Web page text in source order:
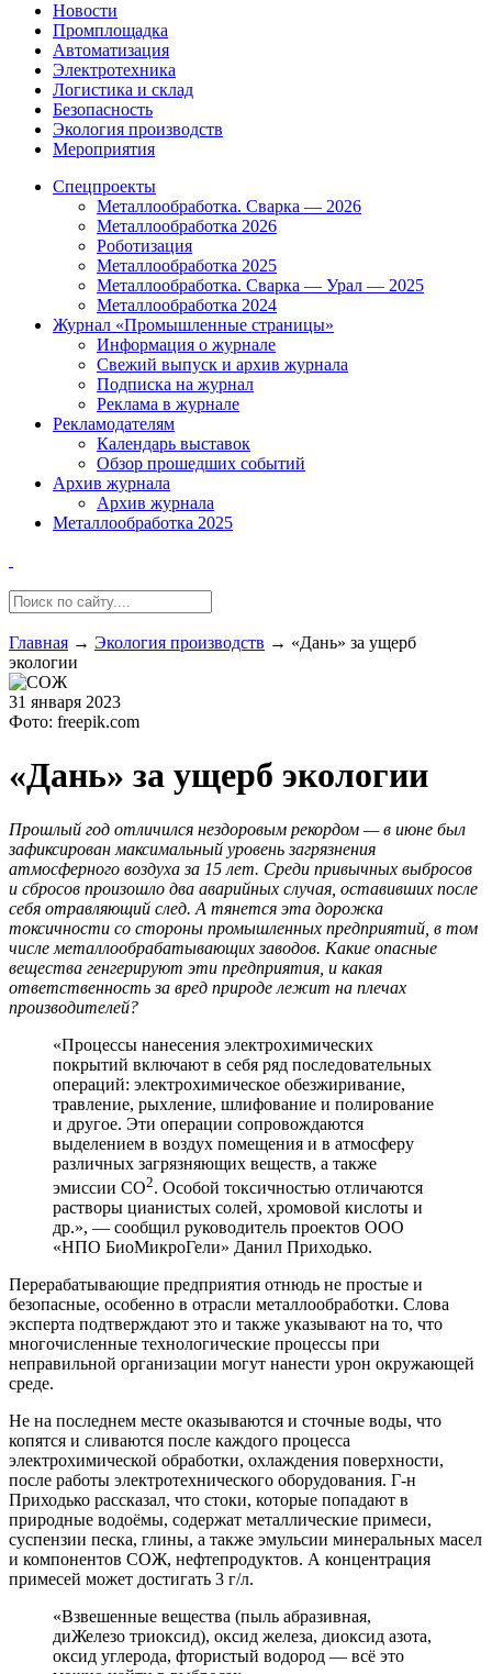
Новости
Промплощадка
Автоматизация
Электротехника
Логистика и склад
Безопасность
Экология производств
Мероприятия
Спецпроекты
Металлообработка. Сварка — 2026
Металлообработка 2026
Роботизация
Металлообработка 2025
Металлообработка. Сварка — Урал — 2025
Металлообработка 2024
Журнал «Промышленные страницы»
Информация о журнале
Свежий выпуск и архив журнала
Подписка на журнал
Реклама в журнале
Рекламодателям
Календарь выставок
Обзор прошедших событий
Архив журнала
Архив журнала
Металлообработка 2025
Главная → Экология производств → «Дань» за ущерб
экологии
31 января 2023
Фото: freepik.com
«Дань» за ущерб экологии
Прошлый год отличился нездоровым рекордом — в июне был
зафиксирован максимальный уровень загрязнения
атмосферного воздуха за 15 лет. Среди привычных выбросов
и сбросов произошло два аварийных случая, оставивших после
себя отравляющий след. А тянется эта дорожка
токсичности со стороны промышленных предприятий, в том
числе металлообрабатывающих заводов. Какие опасные
вещества генгерируют эти предприятия, и какая
ответственность за вред природе лежит на плечах
производителей?
«Процессы нанесения электрохимических
покрытий включают в себя ряд последовательных
операций: электрохимическое обезжиривание,
травление, рыхление, шлифование и полирование
и другое. Эти операции сопровождаются
выделением в воздух помещения и в атмосферу
различных загрязняющих веществ, а также
эмиссии СО2. Особой токсичностью отличаются
растворы цианистых солей, хромовой кислоты и
др.», — сообщил руководитель проектов ООО
«НПО БиоМикроГели» Данил Приходько.
Перерабатывающие предприятия отнюдь не простые и
безопасные, особенно в отрасли металлообработки. Слова
эксперта подтверждают это и также указывают на то, что
многочисленные технологические процессы при
неправильной организации могут нанести урон окружающей
среде.
Не на последнем месте оказываются и сточные воды, что
копятся и сливаются после каждого процесса
электрохимической обработки, охлаждения поверхности,
после работы электротехнического оборудования. Г-н
Приходько рассказал, что стоки, которые попадают в
природные водоёмы, содержат металлические примеси,
суспензии песка, глины, а также эмульсии минеральных масел
и компонентов СОЖ, нефтепродуктов. А концентрация
примесей может достигать 3 г/л.
«Взвешенные вещества (пыль абразивная,
диЖелезо триоксид), оксид железа, диоксид азота,
оксид углерода, фтористый водород — всё это